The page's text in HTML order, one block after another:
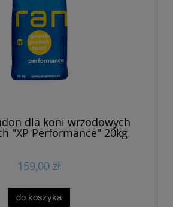
dla koni wrzodowych
"XP Performance" 20kg
159,00 zł
do koszyka